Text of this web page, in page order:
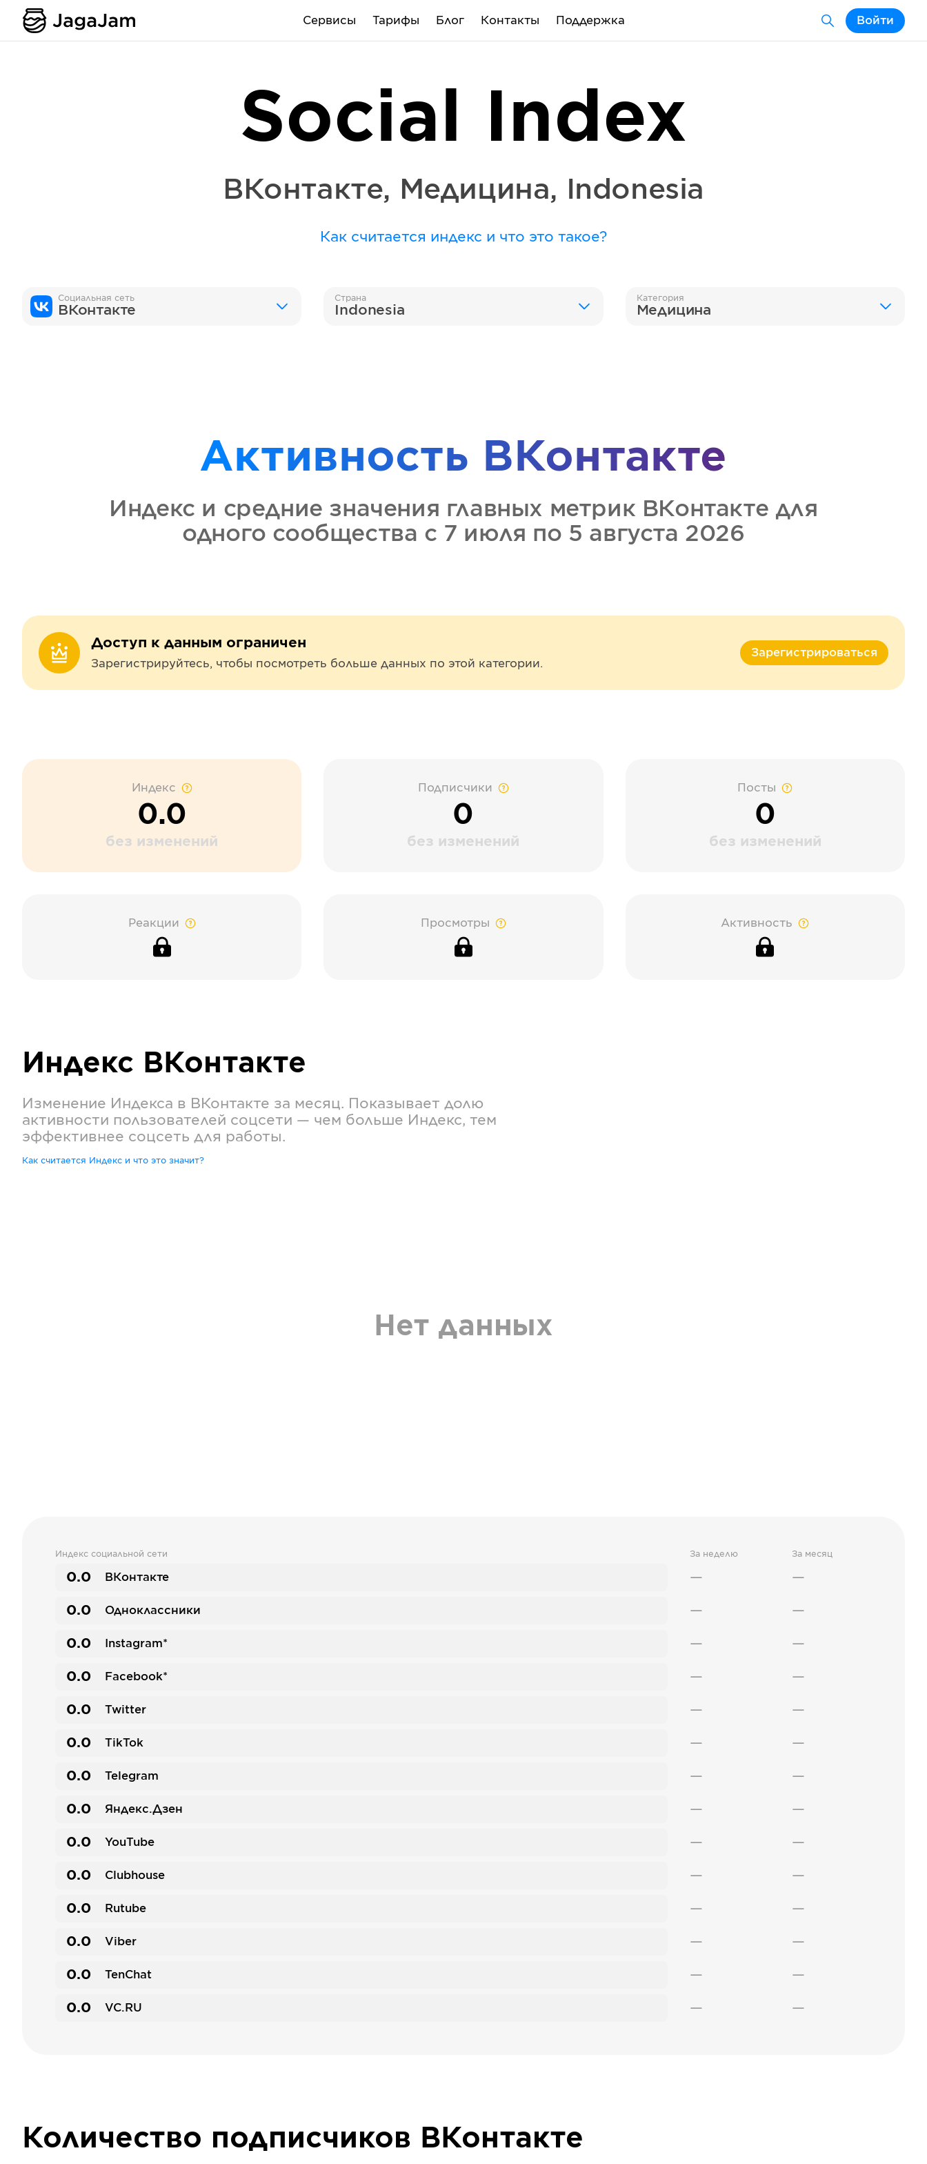
Сервисы Тарифы Блог Контакты Поддержка Войти
Social Index
ВКонтакте, Медицина, Indonesia
Как считается индекс и что это такое?
Социальная сеть
ВКонтакте
Страна
Indonesia
Категория
Медицина
Активность ВКонтакте
Индекс и средние значения главных метрик ВКонтакте для
одного сообщества с 7 июля по 5 августа 2026
Доступ к данным ограничен
Зарегистрируйтесь, чтобы посмотреть больше данных по этой категории.
Зарегистрироваться
Индекс
0.0
без изменений
Подписчики
0
без изменений
Посты
0
без изменений
Реакции Просмотры Активность
Индекс ВКонтакте
Изменение Индекса в ВКонтакте за месяц. Показывает долю
активности пользователей соцсети — чем больше Индекс, тем
эффективнее соцсеть для работы.
Как считается Индекс и что это значит?
Нет данных
Индекс социальной сети За неделю За месяц
0.0 ВКонтакте — —
0.0 Одноклассники — —
0.0 Instagram* — —
0.0 Facebook* — —
0.0 Twitter — —
0.0 TikTok — —
0.0 Telegram — —
0.0 Яндекс.Дзен — —
0.0 YouTube — —
0.0 Clubhouse — —
0.0 Rutube — —
0.0 Viber — —
0.0 TenChat — —
0.0 VC.RU — —
Количество подписчиков ВКонтакте